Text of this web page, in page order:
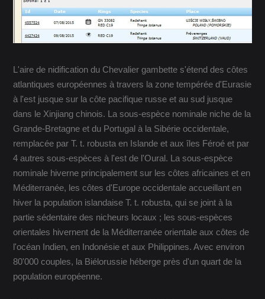
L'aire de nidification du Chevalier gambette s'étend des côtes
atlantiques européennes à travers la zone tempérée d'Eurasie
à l'est jusque sur la côte pacifique russe et au sud jusque
dans le Xinjiang chinois. La sous-espèce nominale niche de la
Grande-Bretagne et du Portugal à la Sibérie occidentale,
remplacée par T. t. robusta en Islande et aux îles Féroé et par
4 autres sous-espèces à l'est de l'Oural. La sous-espèce
nominale hiverne principalement sur les côtes africaines et en
Méditerranée, les côtes d'Europe occidentale accueillant en
hiver la population islandaise T. t. robusta, qui se joint à la
partie sédentaire des nicheurs locaux ; les sous-espèces
orientales hivernent de la Méditerranée orientale aux côtes de
l'océan Indien, en Indonésie et aux Philippines. Avec environ
80'000 couples, la Biélorussie héberge près d'un quart de la
population européenne.